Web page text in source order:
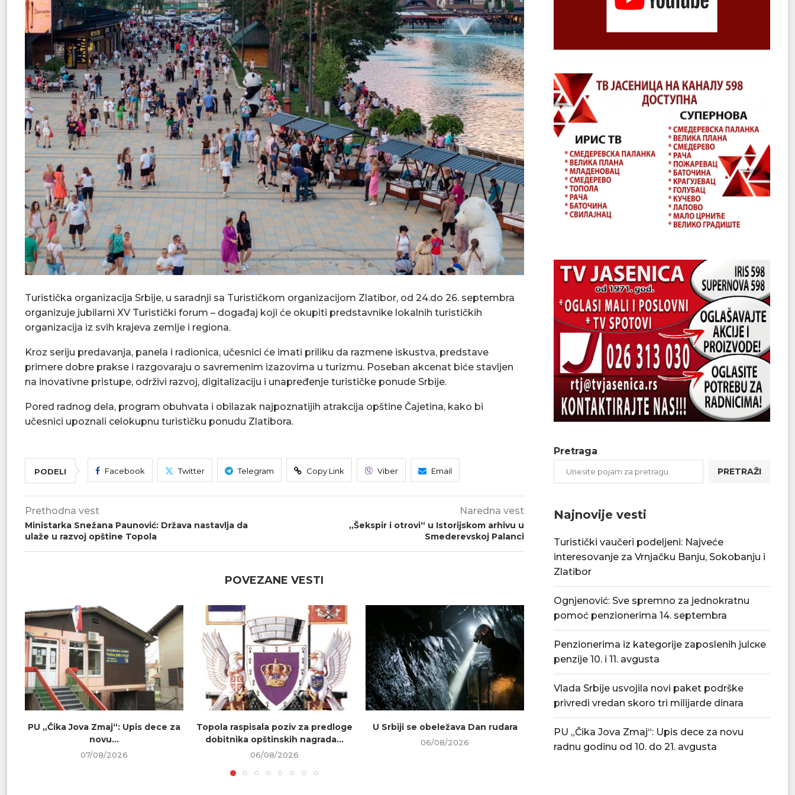
Turistička organizacija Srbije, u saradnji sa Turističkom organizacijom Zlatibor, od 24.do 26. septembra
organizuje jubilarni XV Turistički forum – događaj koji će okupiti predstavnike lokalnih turističkih
organizacija iz svih krajeva zemlje i regiona.
Kroz seriju predavanja, panela i radionica, učesnici će imati priliku da razmene iskustva, predstave
primere dobre prakse i razgovaraju o savremenim izazovima u turizmu. Poseban akcenat biće stavljen
na inovativne pristupe, održivi razvoj, digitalizaciju i unapređenje turističke ponude Srbije.
Pored radnog dela, program obuhvata i obilazak najpoznatijih atrakcija opštine Čajetina, kako bi
učesnici upoznali celokupnu turističku ponudu Zlatibora.
PODELI Facebook Twitter Telegram Copy Link Viber Email
Prethodna vest
Ministarka Snežana Paunović: Država nastavlja da
ulaže u razvoj opštine Topola
Naredna vest
„Šekspir i otrovi“ u Istorijskom arhivu u
Smederevskoj Palanci
POVEZANE VESTI
PU „Čika Jova Zmaj“: Upis dece za
novu...
07/08/2026
Topola raspisala poziv za predloge
dobitnika opštinskih nagrada...
06/08/2026
U Srbiji se obeležava Dan rudara
06/08/2026
Od 17. avgusta 18 novih lekova na
Pretraga
PRETRAŽI
Najnovije vesti
Turistički vaučeri podeljeni: Najveće
interesovanje za Vrnjačku Banju, Sokobanju i
Zlatibor
Ognjenović: Sve spremno za jednokratnu
pomoć penzionerima 14. septembra
Penzionerima iz kategorije zaposlenih julске
penzije 10. i 11. avgusta
Vlada Srbije usvojila novi paket podrške
privredi vredan skoro tri milijarde dinara
PU „Čika Jova Zmaj“: Upis dece za novu
radnu godinu od 10. do 21. avgusta